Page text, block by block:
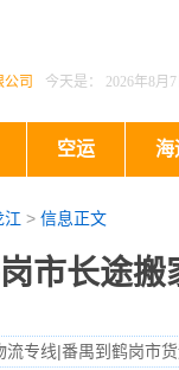
司 今天是： 2026年8月
空运 海
江 > 信息正文
市长途
专线|番禺到鹤岗市